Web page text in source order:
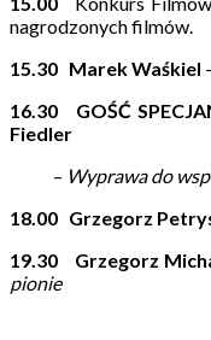
nagrodzonych filmów.
15.30 Marek Waśkiel
16.30
GOŚĆ
Fiedler
– Wyprawa do
18.00 Grzegorz
19.30
Grzegorz
pionie